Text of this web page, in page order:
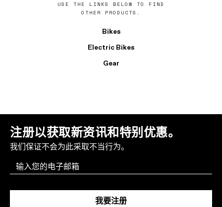
USE THE LINKS BELOW TO FIND
OTHER PRODUCTS.
Bikes
Electric Bikes
Gear
注册以获取新资讯和特别优惠。
我们保证不会为此采取不当行为。
Email
我要注册